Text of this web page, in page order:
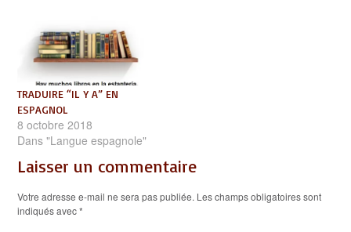
TRADUIRE “IL Y A” EN
ESPAGNOL
8 octobre 2018
Dans "Langue espagnole"
Laisser un commentaire
Votre adresse e-mail ne sera pas publiée. Les champs obligatoires sont
indiqués avec*